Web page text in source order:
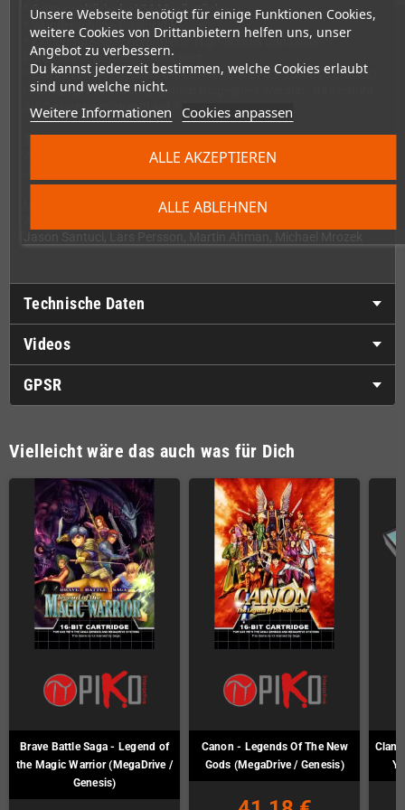
Unsere Webseite benötigt für einige Funktionen Cookies,
weitere Cookies von Drittanbietern helfen uns, unser
Angebot zu verbessern.
Du kannst jederzeit bestimmen, welche Cookies erlaubt
sind und welche nicht.
Weitere Informationen Cookies anpassen
ALLE ABLEHNEN
ALLE AKZEPTIEREN
* 6 atmosphärische YM-Musikstücke
* Wunderschöne Pixelgrafik
* Eingebaute Speicherbatterie: High-Scores und Level-
Fortschritte werden gespeichert
* Extras zum Freispielen: Die Levels vom GP32-Xump (32 Stück)
und Xump 1 (48 Stück) können freigespielt werden - das erhöht
die Gesamtlevelanzahl auf 128!
Team:
Andrew Lemon, Christian Damm, Denny Müller, Florent Veroce,
Unterstützende Personen:
Technische Daten
Videos
GPSR
Vielleicht wäre das auch was für Dich
Brave Battle Saga - Legend of
the Magic Warrior (MegaDrive /
Genesis)
Canon - Legends Of The New
Gods (MegaDrive / Genesis)
Clan